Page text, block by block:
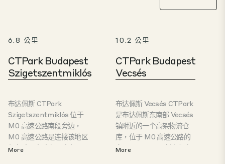
6.8 公里
CTPark Budapest
Szigetszentmiklós
布达佩斯 CTPark
Szigetszentmiklós 位于
M0 高速公路南段旁边，
M0 高速公路是连接该地区
与东欧、南欧和西欧主要
More
10.2 公里
CTPark Budapest
Vecsés
布达佩斯 Vecsés CTPark
是布达佩斯东南部 Vecsés
镇附近的一个高架物流仓
库，位于 M0 高速公路的
交叉口，距 M5 高速公路
More